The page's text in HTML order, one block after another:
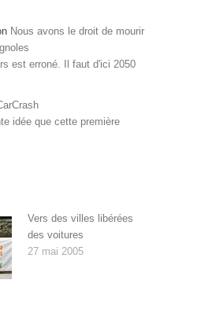
Nous avons le droit de mourir
est erroné. Il faut d'ici 2050
idée que cette première
Vers des villes libérées
des voitures
27 mai 2005